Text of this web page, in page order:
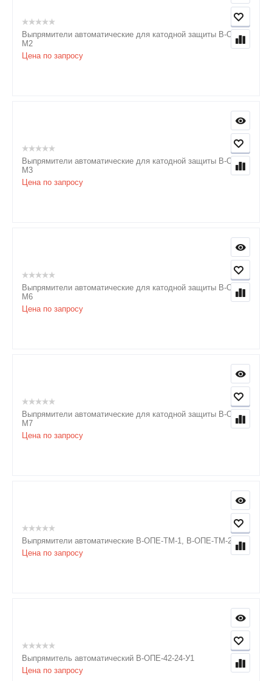
Выпрямители автоматические для катодной защиты В-ОПЕ-
М2
Цена по запросу
Выпрямители автоматические для катодной защиты В-ОПЕ-
М3
Цена по запросу
Выпрямители автоматические для катодной защиты В-ОПЕ-
М6
Цена по запросу
Выпрямители автоматические для катодной защиты В-ОПЕ-
М7
Цена по запросу
Выпрямители автоматические В-ОПЕ-ТМ-1, В-ОПЕ-ТМ-2
Цена по запросу
Выпрямитель автоматический В-ОПЕ-42-24-У1
Цена по запросу